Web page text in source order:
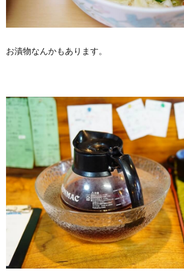
お漬物なんかもあります。